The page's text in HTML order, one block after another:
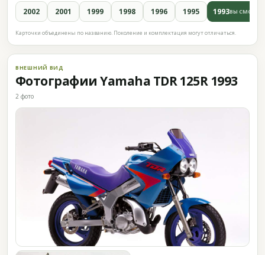
2002 2001 1999 1998 1996 1995 1993ВЫ
Карточки объединены по названию. Поколение и комплектация могут отличаться.
ВНЕШНИЙ ВИД
Фотографии Yamaha TDR 125R 1993
2 фото